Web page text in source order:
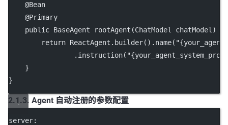
    @
Bean
    @
Primary
public BaseAgent rootAgent (ChatModel chatModel )
return ReactAgent. builder(). name(
                .
instruction(
    }
}
2.1.3. Agent 自动注册的参数配置
server: